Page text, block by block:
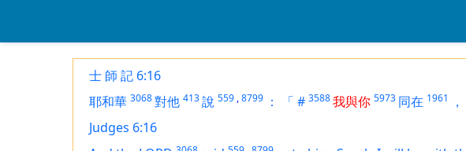
士 師 記 6:16
耶和華 3068對他 413說 559 ,8799 ： 「 # 3588我與你 5973 同在 1961 ，
Judges 6:16